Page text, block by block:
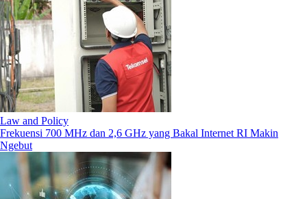
Law and Policy
Frekuensi 700 MHz dan 2,6 GHz yang Bakal Internet RI Makin
Ngebut